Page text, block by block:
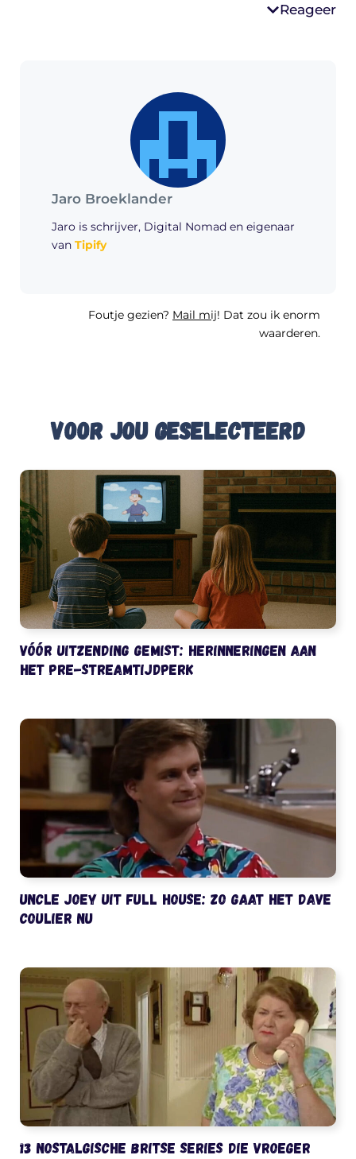
Reageer
Jaro Broeklander
Jaro is schrijver, Digital Nomad en eigenaar
van Tipify
Foutje gezien? Mail mij! Dat zou ik enorm
waarderen.
Voor jou geselecteerd
Vóór uitzending gemist: herinneringen aan
het pre-streamtijdperk
Uncle Joey uit Full House: zo gaat het Dave
Coulier nu
13 nostalgische Britse series die vroeger